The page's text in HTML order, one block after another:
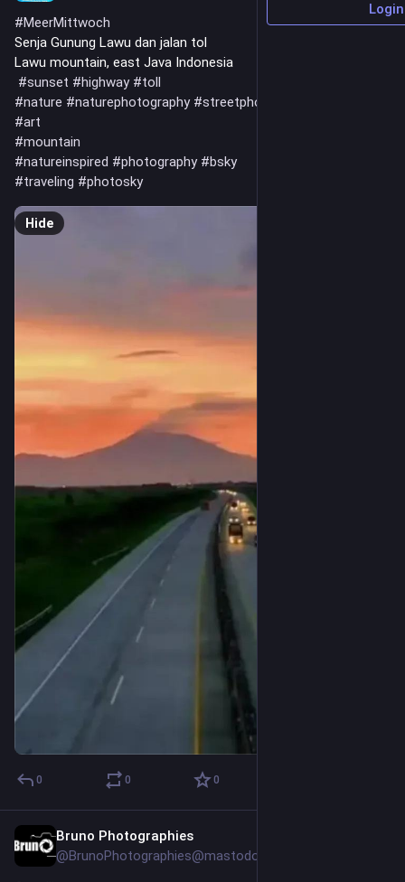
#MeerMittwoch
Senja Gunung Lawu dan jalan tol
Lawu mountain, east Java Indonesia
#sunset #highway #toll
#nature #naturephotography #streetphotography
#art
#mountain
#natureinspired #photography #bsky
#traveling #photosky
Hide
0 0 0
Bruno Photographies
@BrunoPhotographies@mastodon.social
Login